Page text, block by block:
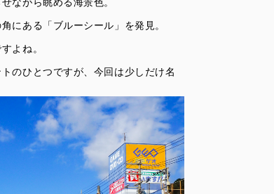
にある「ブルーシール」を発見。
よね。
のひとつですが、今回は少しだけ名